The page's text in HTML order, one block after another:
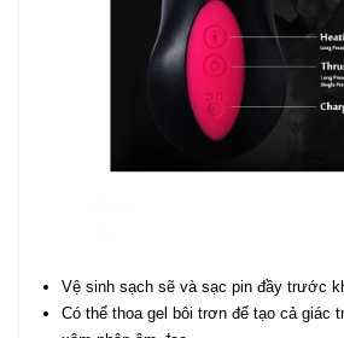
Vệ sinh sạch sẽ và sạc pin đầy trước
Có thể thoa gel bôi trơn để tạo cả giác